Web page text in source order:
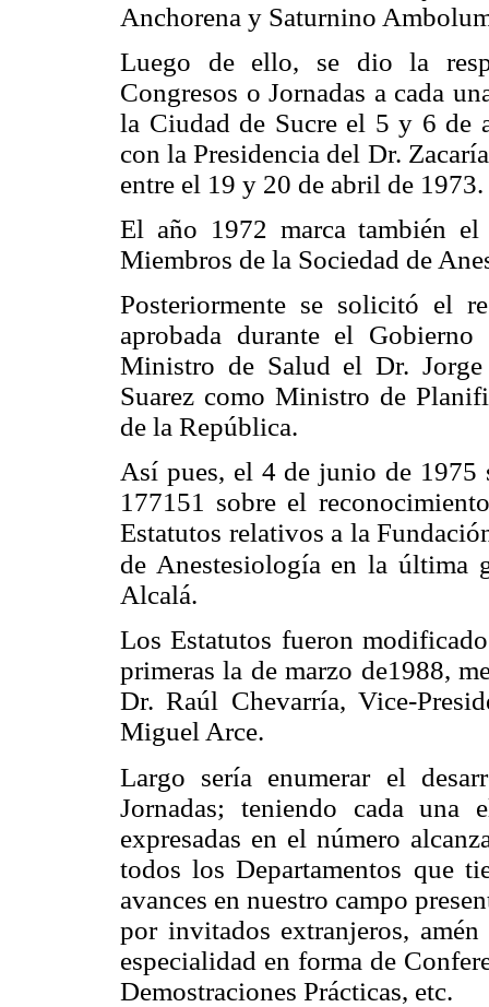
Anchorena y Saturnino
Luego de ello, se dio la
Congresos o Jornadas a cada
la Ciudad de Sucre el 5 y 6 de
con la Presidencia del Dr.
entre el 19 y 20 de abril de 1973.
El año 1972 marca también
Miembros de la Sociedad de
Posteriormente se solicitó el
aprobada durante el
Ministro de Salud el Dr.
Suarez como Ministro de
de la República.
Así pues, el 4 de junio de 1975
177151 sobre el
Estatutos relativos a la
de Anestesiología en la última
Alcalá.
Los Estatutos fueron
primeras la de marzo de1988,
Dr. Raúl Chevarría, Vice-
Miguel Arce.
Largo sería enumerar el
Jornadas; teniendo cada
expresadas en el número
todos los Departamentos que
avances en nuestro campo
por invitados extranjeros,
especialidad en forma de
Demostraciones Prácticas, etc.